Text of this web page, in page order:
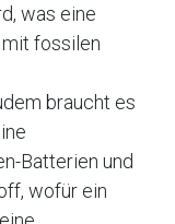
was eine
fossilen
braucht es
Batterien und
wofür ein